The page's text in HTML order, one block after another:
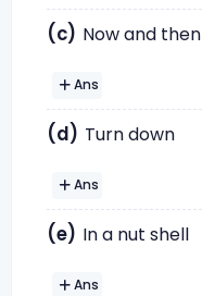
(c) Now and then
Ans
(d) Turn down
Ans
(e) In a nut shell
Ans